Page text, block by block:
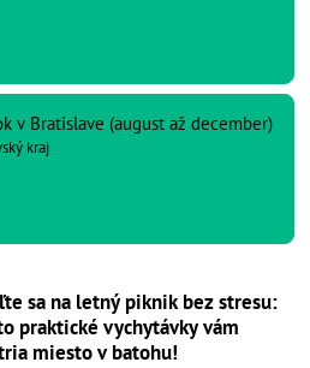
v Bratislave (august až december)
kraj
sa na letný piknik bez stresu:
praktické vychytávky vám
miesto v batohu!